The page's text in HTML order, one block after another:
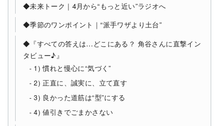
◆未来トーク｜4月から“もっと近い”ラジオへ
◆季節のワンポイント｜“派手ワザより土台”
◆『すべての答えは…どこにある？ 角谷さんに直撃イン
タビュー♪』
1) 慣れと慢心に“気づく”
2) 正直に、誠実に、立て直す
3) 良かった道筋は“型”にする
4) 値引きでごまかさない